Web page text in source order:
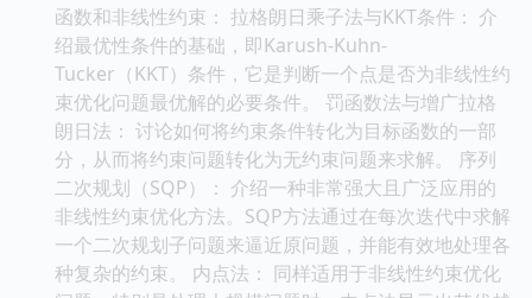
函数和非线性约束： 拉格朗日乘子法与KKT条件： 介
绍最优性条件的基础，即Karush-Kuhn-
Tucker（KKT）条件，它是判断一个点是否为非线性约
束优化问题最优解的必要条件。 罚函数法与增广拉格
朗日法： 讨论如何将约束条件转化为目标函数的一部
分，从而将约束问题转化为无约束问题来求解。 序列
二次规划（SQP）： 介绍一种非常强大且广泛应用的
非线性约束优化方法。SQP方法通过在每次迭代中求解
一个二次规划子问题来逼近原问题，并能有效地处理各
种复杂的约束。 内点法： 同样适用于非线性约束优化